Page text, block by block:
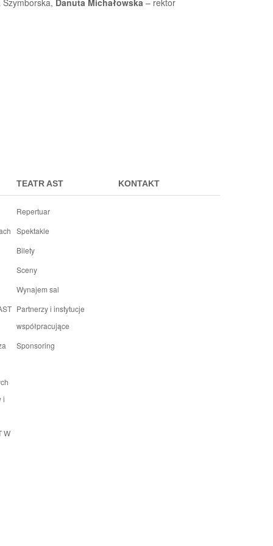
Szymborska, Danuta Michałowska – rektor
i
W
TEATR AST
Repertuar
Spektakle
Bilety
Sceny
Wynajem sal
Partnerzy i instytucje
współpracujące
Sponsoring
KONTAKT